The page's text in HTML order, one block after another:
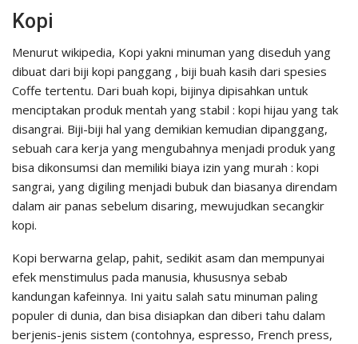
Kopi
Menurut wikipedia, Kopi yakni minuman yang diseduh yang
dibuat dari biji kopi panggang , biji buah kasih dari spesies
Coffe tertentu. Dari buah kopi, bijinya dipisahkan untuk
menciptakan produk mentah yang stabil : kopi hijau yang tak
disangrai. Biji-biji hal yang demikian kemudian dipanggang,
sebuah cara kerja yang mengubahnya menjadi produk yang
bisa dikonsumsi dan memiliki biaya izin yang murah : kopi
sangrai, yang digiling menjadi bubuk dan biasanya direndam
dalam air panas sebelum disaring, mewujudkan secangkir
kopi.
Kopi berwarna gelap, pahit, sedikit asam dan mempunyai
efek menstimulus pada manusia, khususnya sebab
kandungan kafeinnya. Ini yaitu salah satu minuman paling
populer di dunia, dan bisa disiapkan dan diberi tahu dalam
berjenis-jenis sistem (contohnya, espresso, French press,